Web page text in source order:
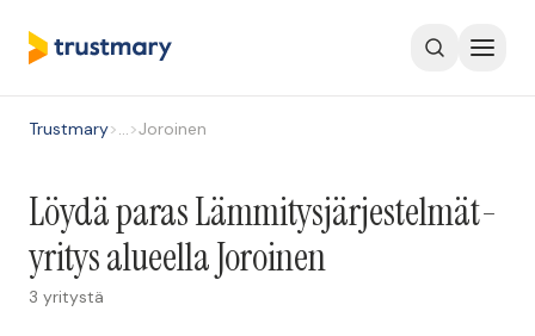
Trustmary>…>Joroinen
Löydä paras Lämmitysjärjestelmät-
yritys alueella Joroinen
3 yritystä